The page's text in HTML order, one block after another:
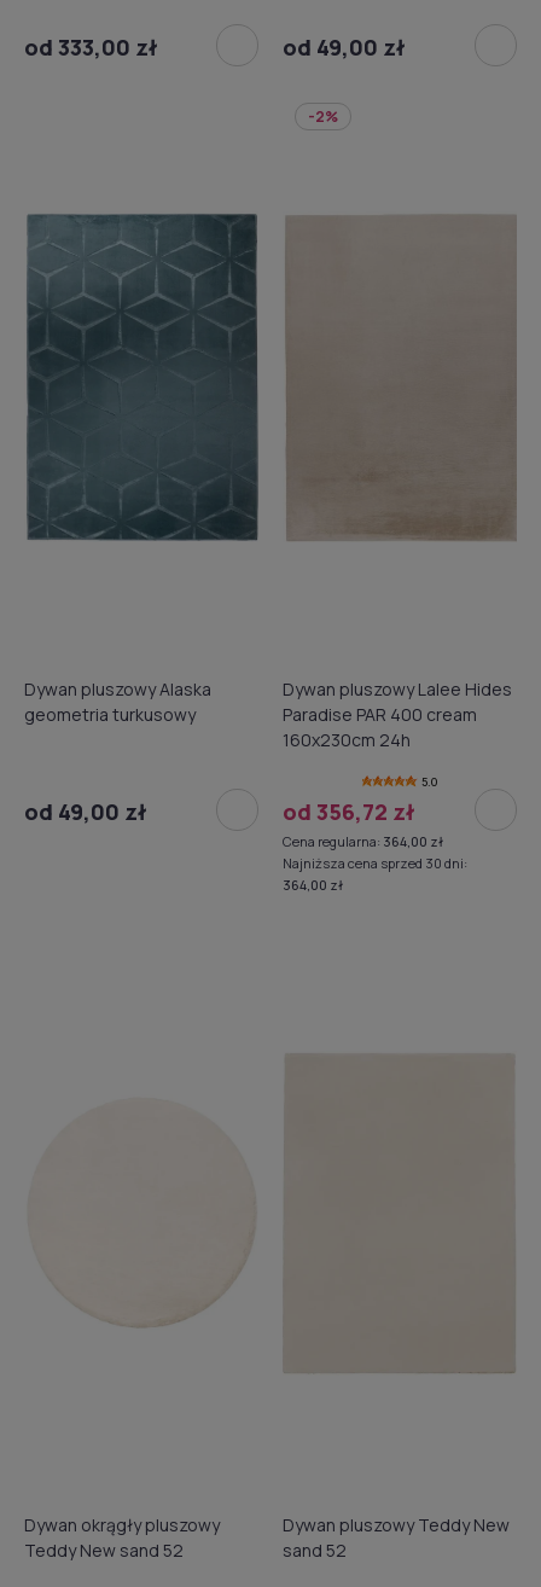
od 333,00 zł od 49,00 zł
Dywan pluszowy Alaska
geometria turkusowy
od 49,00 zł
Dywan pluszowy Lalee Hides
Paradise PAR 400 cream
160x230cm 24h
5.0
od 356,72 zł
Cena regularna: 364,00 zł
Najniższa cena sprzed 30 dni:
364,00 zł
-2%
Dywan okrągły pluszowy
Teddy New sand 52
Dywan pluszowy Teddy New
sand 52